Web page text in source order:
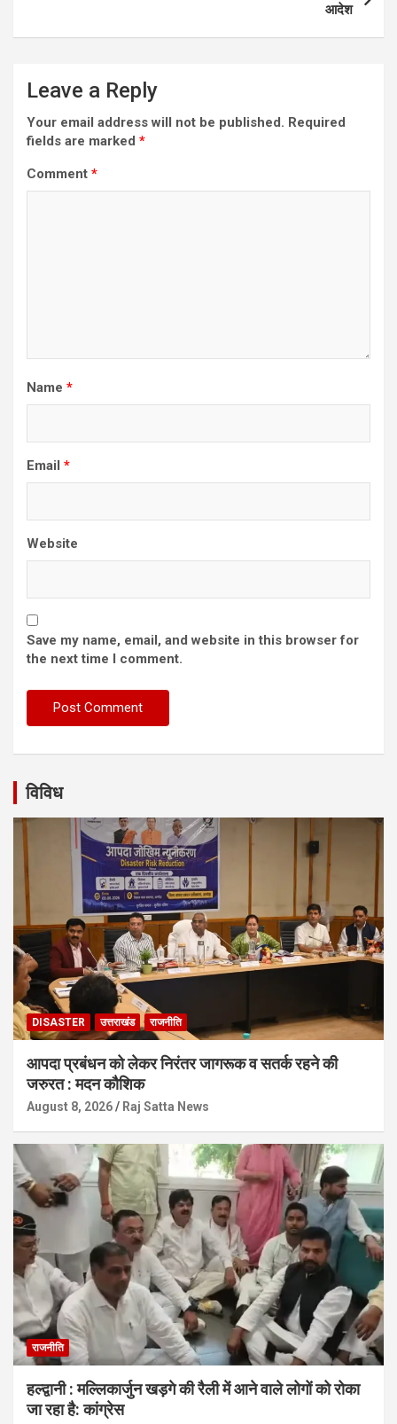
आदेश
Leave a Reply
Your email address will not be published. Required
fields are marked *
Comment *
Name *
Email *
Website
Save my name, email, and website in this browser for
the next time I comment.
विविध
DISASTER उत्तराखंड राजनीति
आपदा प्रबंधन को लेकर निरंतर जागरूक व सतर्क रहने की
जरुरत : मदन कौशिक
August 8, 2026 Raj Satta News
राजनीति
हल्द्वानी : मल्लिकार्जुन खड़गे की रैली में आने वाले लोगों को रोका
जा रहा है: कांग्रेस